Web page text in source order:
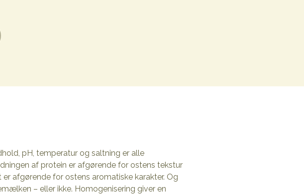
pH, temperatur og saltning er alle
af protein er afgørende for ostens tekstur
afgørende for ostens aromatiske karakter. Og
– eller ikke. Homogenisering giver en